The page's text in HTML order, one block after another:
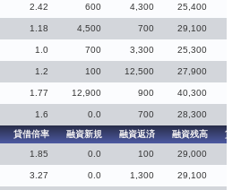
2.42 600 4,300 25,400
1.18 4,500 700 29,100
1.0 700 3,300 25,300
1.2 100 12,500 27,900
1.77 12,900 900 40,300
1.6 0.0 700 28,300
貸借倍率 融資新規 融資返済 融資残高
貸
1.85 0.0 100 29,000
3.27 0.0 1,300 29,100